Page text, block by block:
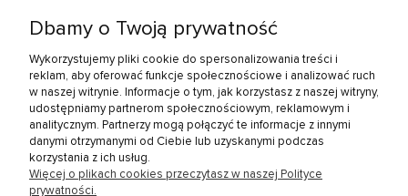
Linki społecznościowe
Dbamy o Twoją prywatność
Wykorzystujemy pliki cookie do spersonalizowania treści i
reklam, aby oferować funkcje społecznościowe i analizować ruch
w naszej witrynie. Informacje o tym, jak korzystasz z naszej witryny,
udostępniamy partnerom społecznościowym, reklamowym i
analitycznym. Partnerzy mogą połączyć te informacje z innymi
danymi otrzymanymi od Ciebie lub uzyskanymi podczas
korzystania z ich usług.
Więcej o plikach cookies przeczytasz w naszej Polityce
prywatności.